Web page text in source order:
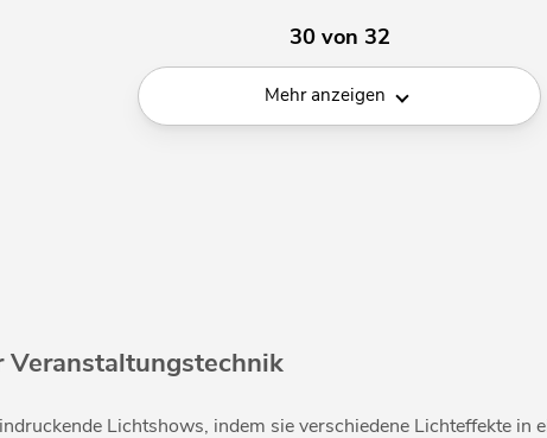
30 von 32
Mehr anzeigen
Veranstaltungstechnik
Lichtshows, indem sie verschiedene Lichteffekte